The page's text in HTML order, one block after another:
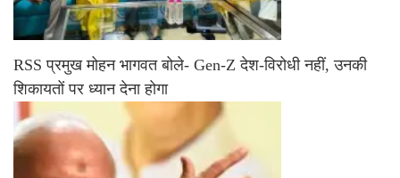
RSS प्रमुख मोहन भागवत बोले- Gen-Z देश-विरोधी नहीं, उनकी
शिकायतों पर ध्यान देना होगा